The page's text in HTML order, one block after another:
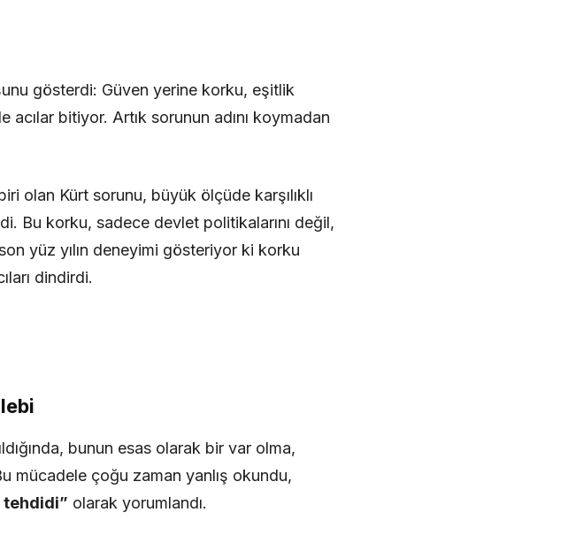
gösterdi: Güven yerine korku, eşitlik
bitiyor. Artık sorunun adını koymadan
olan Kürt sorunu, büyük ölçüde karşılıklı
Bu korku, sadece devlet politikalarını değil,
yüz yılın deneyimi gösteriyor ki korku
dindirdi.
bunun esas olarak bir var olma,
mücadele çoğu zaman yanlış okundu,
tehdidi” olarak yorumlandı.